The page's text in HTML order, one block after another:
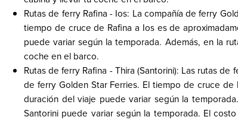
Rutas de ferry Rafina - Ios: La compañía de ferry
tiempo de cruce de Rafina a Ios es de
puede variar según la temporada. Además, en la
coche en el barco.
Rutas de ferry Rafina - Thira (Santorini): Las rutas
de ferry Golden Star Ferries. El tiempo de cruce
duración del viaje puede variar según la
Santorini puede variar según la temporada. El